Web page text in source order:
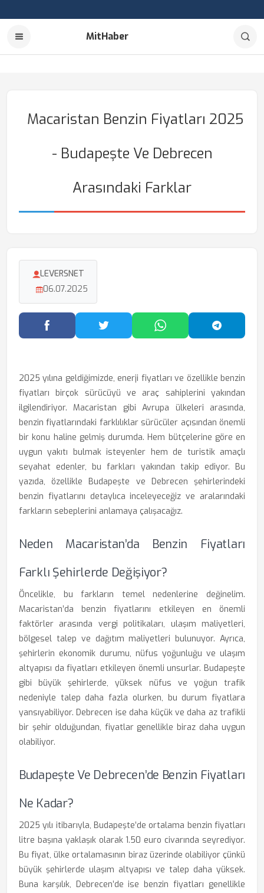
MitHaber
Macaristan Benzin Fiyatları 2025
- Budapeşte Ve Debrecen
Arasındaki Farklar
LEVERSNET
06.07.2025
Facebook'ta PaylaşTwitter'da PaylaşWhatsApp'ta Paylaş
2025 yılına geldiğimizde, enerji fiyatları ve özellikle benzin
fiyatları birçok sürücüyü ve araç sahiplerini yakından
ilgilendiriyor. Macaristan gibi Avrupa ülkeleri arasında,
benzin fiyatlarındaki farklılıklar sürücüler açısından önemli
bir konu haline gelmiş durumda. Hem bütçelerine göre en
uygun yakıtı bulmak isteyenler hem de turistik amaçlı
seyahat edenler, bu farkları yakından takip ediyor. Bu
yazıda, özellikle Budapeşte ve Debrecen şehirlerindeki
benzin fiyatlarını detaylıca inceleyeceğiz ve aralarındaki
farkların sebeplerini anlamaya çalışacağız.
Neden Macaristan’da Benzin Fiyatları
Farklı Şehirlerde Değişiyor?
Öncelikle, bu farkların temel nedenlerine değinelim.
Macaristan’da benzin fiyatlarını etkileyen en önemli
faktörler arasında vergi politikaları, ulaşım maliyetleri,
bölgesel talep ve dağıtım maliyetleri bulunuyor. Ayrıca,
şehirlerin ekonomik durumu, nüfus yoğunluğu ve ulaşım
altyapısı da fiyatları etkileyen önemli unsurlar. Budapeşte
gibi büyük şehirlerde, yüksek nüfus ve yoğun trafik
nedeniyle talep daha fazla olurken, bu durum fiyatlara
yansıyabiliyor. Debrecen ise daha küçük ve daha az trafikli
bir şehir olduğundan, fiyatlar genellikle biraz daha uygun
olabiliyor.
Budapeşte Ve Debrecen’de Benzin Fiyatları
Ne Kadar?
2025 yılı itibarıyla, Budapeşte’de ortalama benzin fiyatları
litre başına yaklaşık olarak 1.50 euro civarında seyrediyor.
Bu fiyat, ülke ortalamasının biraz üzerinde olabiliyor çünkü
büyük şehirlerde ulaşım altyapısı ve talep daha yüksek.
Buna karşılık, Debrecen’de ise benzin fiyatları genellikle